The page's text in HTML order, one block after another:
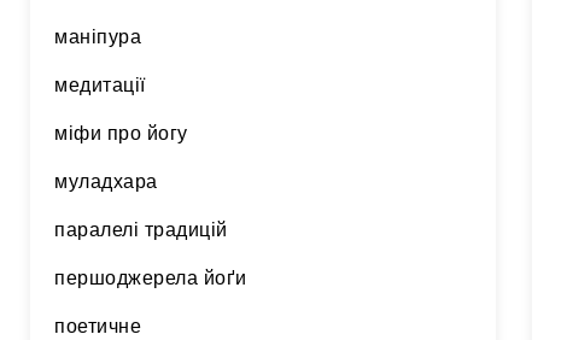
маніпура
медитації
міфи про йогу
муладхара
паралелі традицій
першоджерела йоґи
поетичне